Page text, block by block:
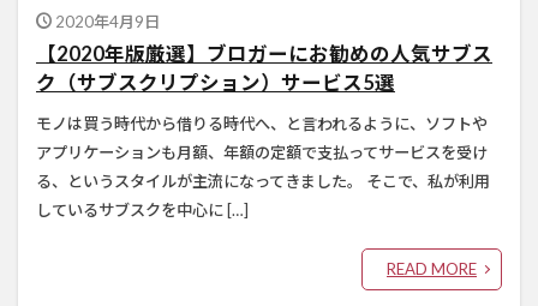
2020年4月9日
【2020年版厳選】ブロガーにお勧めの人気サブス
ク（サブスクリプション）サービス5選
モノは買う時代から借りる時代へ、と言われるように、ソフトや
アプリケーションも月額、年額の定額で支払ってサービスを受け
る、というスタイルが主流になってきました。 そこで、私が利用
しているサブスクを中心に […]
READ MORE